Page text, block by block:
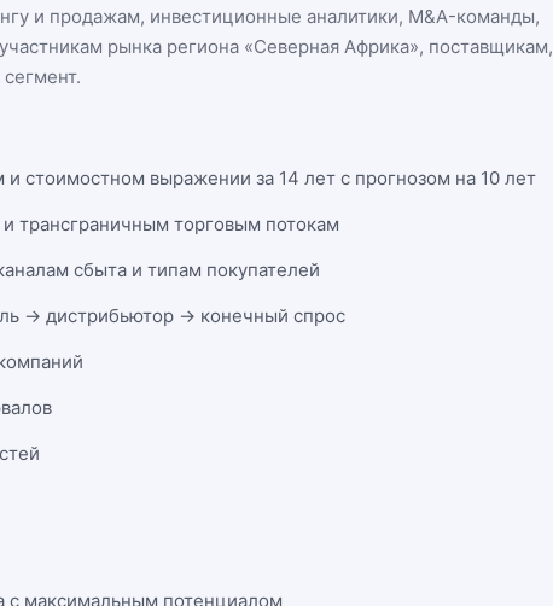
и продажам, инвестиционные аналитики, M&A-команды,
рынка региона «Северная Африка», поставщикам,
стоимостном выражении за 14 лет с прогнозом на 10 лет
трансграничным торговым потокам
сбыта и типам покупателей
→ дистрибьютор → конечный спрос
с максимальным потенциалом